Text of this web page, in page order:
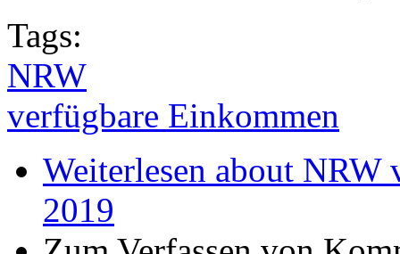
Tags:
NRW
verfügbare Einkommen
Weiterlesen about NRW
2019